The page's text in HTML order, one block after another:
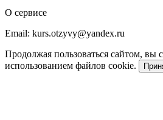
О сервисе
Email: kurs.otzyvy@yandex.ru
Продолжая пользоваться сайтом, вы
использованием файлов cookie.